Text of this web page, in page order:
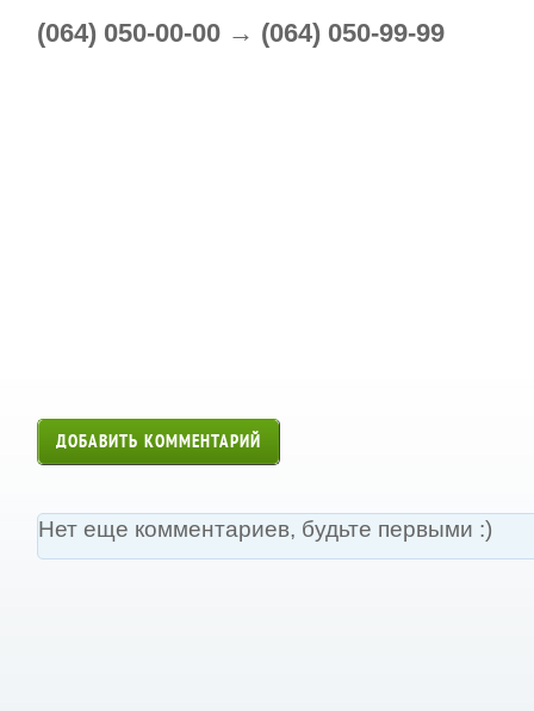
(064) 050-00-00 → (064) 050-99-99
ДОБАВИТЬ КОММЕНТАРИЙ
Нет еще комментариев, будьте первыми :)